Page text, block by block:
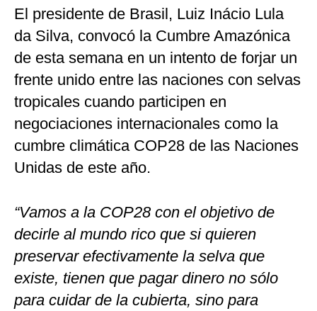
El presidente de Brasil, Luiz Inácio Lula
da Silva, convocó la Cumbre Amazónica
de esta semana en un intento de forjar un
frente unido entre las naciones con selvas
tropicales cuando participen en
negociaciones internacionales como la
cumbre climática COP28 de las Naciones
Unidas de este año.
“Vamos a la COP28 con el objetivo de
decirle al mundo rico que si quieren
preservar efectivamente la selva que
existe, tienen que pagar dinero no sólo
para cuidar de la cubierta, sino para